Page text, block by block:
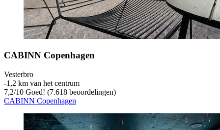
CABINN Copenhagen
Vesterbro
‐1,2 km van het centrum
7,2/10 Goed! (7.618 beoordelingen)
CABINN Copenhagen